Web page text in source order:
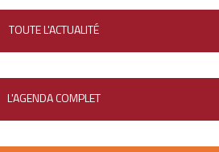
TOUTE L'ACTUALITÉ
L'AGENDA COMPLET